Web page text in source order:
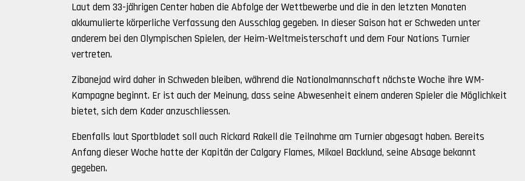
Laut dem 33-jährigen Center haben die Abfolge der Wettbewerbe und die in den letzten Monaten
akkumulierte körperliche Verfassung den Ausschlag gegeben. In dieser Saison hat er Schweden unter
anderem bei den Olympischen Spielen, der Heim-Weltmeisterschaft und dem Four Nations Turnier
vertreten.
Zibanejad wird daher in Schweden bleiben, während die Nationalmannschaft nächste Woche ihre WM-
Kampagne beginnt. Er ist auch der Meinung, dass seine Abwesenheit einem anderen Spieler die Möglichkeit
bietet, sich dem Kader anzuschliessen.
Ebenfalls laut Sportbladet soll auch Rickard Rakell die Teilnahme am Turnier abgesagt haben. Bereits
Anfang dieser Woche hatte der Kapitän der Calgary Flames, Mikael Backlund, seine Absage bekannt
gegeben.